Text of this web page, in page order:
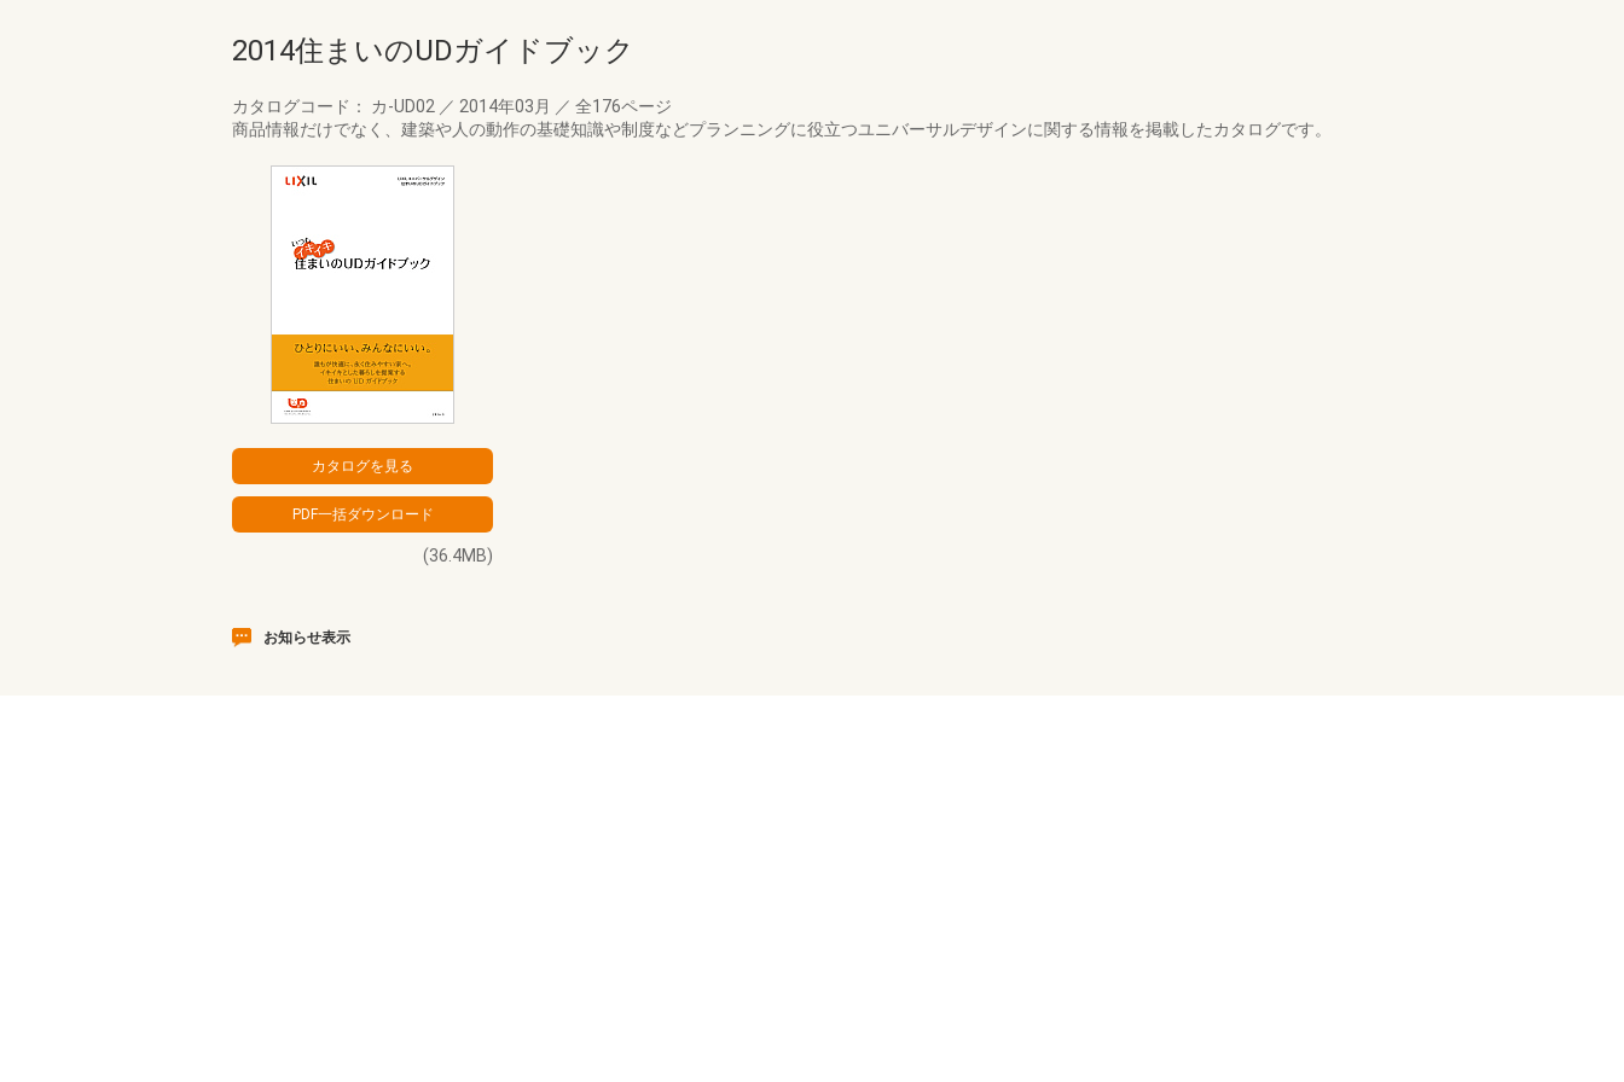
2014住まいのUDガイドブック
カタログコード： カ-UD02 ／ 2014年03月 ／ 全176ページ
商品情報だけでなく、建築や人の動作の基礎知識や制度などプランニングに役立つユニバーサルデザインに関する情報を掲載したカタログです。
(36.4MB)
お知らせ表示